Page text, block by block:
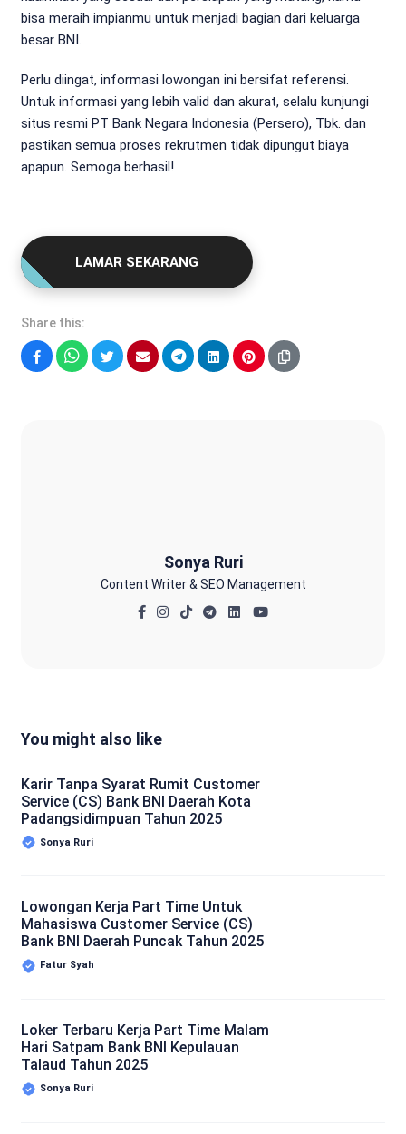
bisa meraih impianmu untuk menjadi bagian dari keluarga
besar BNI.
Perlu diingat, informasi lowongan ini bersifat referensi.
Untuk informasi yang lebih valid dan akurat, selalu kunjungi
situs resmi PT Bank Negara Indonesia (Persero), Tbk. dan
pastikan semua proses rekrutmen tidak dipungut biaya
apapun. Semoga berhasil!
LAMAR SEKARANG
Share this:
Sonya Ruri
Content Writer & SEO Management
You might also like
Karir Tanpa Syarat Rumit Customer
Service (CS) Bank BNI Daerah Kota
Padangsidimpuan Tahun 2025
Sonya Ruri
Lowongan Kerja Part Time Untuk
Mahasiswa Customer Service (CS)
Bank BNI Daerah Puncak Tahun 2025
Fatur Syah
Loker Terbaru Kerja Part Time Malam
Hari Satpam Bank BNI Kepulauan
Talaud Tahun 2025
Sonya Ruri